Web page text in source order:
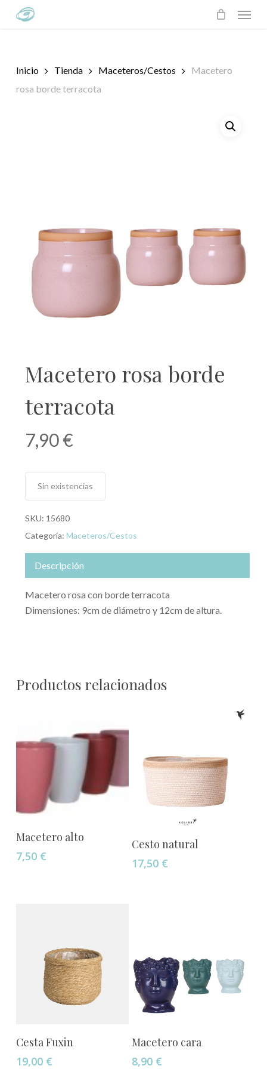
Menu
Inicio Tienda Maceteros/Cestos
Macetero
rosa borde terracota
Macetero rosa borde
terracota
7,90€
Sin existencias
SKU: 15680
Categoría: Maceteros/Cestos
Descripción
Macetero rosa con borde terracota
Dimensiones: 9cm de diámetro y 12cm de altura.
Productos relacionados
Añadir Al Carrito
Macetero alto
7,50 €
Añadir Al Carrito
Cesto natural
17,50 €
Seleccionar Opciones
producto
tiene
Cesta Fuxin
19,00 €
Macetero cara
8,90 €